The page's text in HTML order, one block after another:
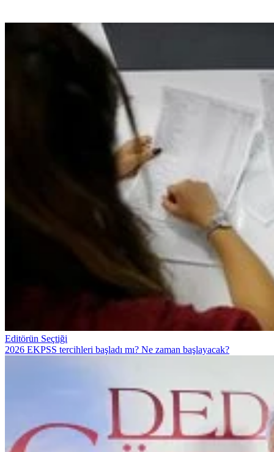
Editörün Seçtiği
2026 EKPSS tercihleri başladı mı? Ne zaman başlayacak?